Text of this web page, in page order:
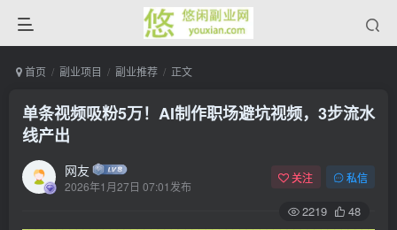
首页 副业项目 副业推荐 正文
单条视频吸粉5万！AI制作职场避坑视频，3步流水
线产出
网友
2026年1月27日 07:01发布
关注 私信
2219 48